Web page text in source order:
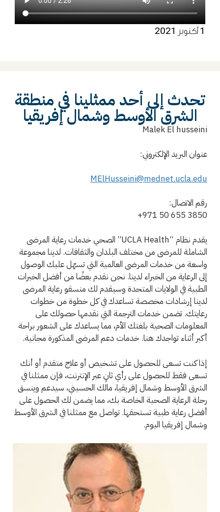
1 أكتوبر 2021
تحدث إلى أحد ممثلينا في منطقة
الشرق الأوسط وشمال إفريقيا
Malek El husseini
عنوان البريد الإلكتروني:
MElHusseini@mednet.ucla.edu
رقم الاتصال:
+971 50 655 3850
يقدم نظام “UCLA Health” الصحي خدمات رعاية المرضى
الشاملة للمرضى من مختلف البلدان والثقافات. لدينا مجموعة
واسعة من خدمات المرضى العالمية التي تسهّل عليك الوصول
إلى الرعاية من الخبراء لدينا. نحن نقدم بعضًا من أفضل الخبرات
الطبية في الولايات المتحدة وسيقدم لك منسقو رعاية المرضى
لدينا إرشادات مخصصة تساعدك في كل خطوة من خطوات
رعايتك. تضمن خدمات الترجمة التي نقدمها حصولك على
المعلومات الصحية بلغتك الأم، مما يساعدك على الشعور براحة
أكبر أثناء تواجدك هنا. خدمات دعم المرضى المذكورة مجانية.
إذا كنت تسعى للحصول على تشخيص أو علاج متقدم أو أنك
تسعى فقط للحصول على رأي ثانٍ عبر الإنترنت، فإن ممثلنا في
الشرق الأوسط وشمال إفريقيا، مالك الحسيني، سيدعم وينسق
رحلة الرعاية الصحية الخاصة بك، مما يضمن لك الحصول على
أفضل رعاية طبية تستحقها. تواصل مع ممثلنا في الشرق الأوسط
وشمال إفريقيا اليوم.